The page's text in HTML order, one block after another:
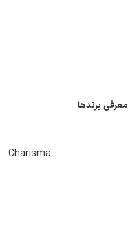
معرفی برند‌ها
Charisma